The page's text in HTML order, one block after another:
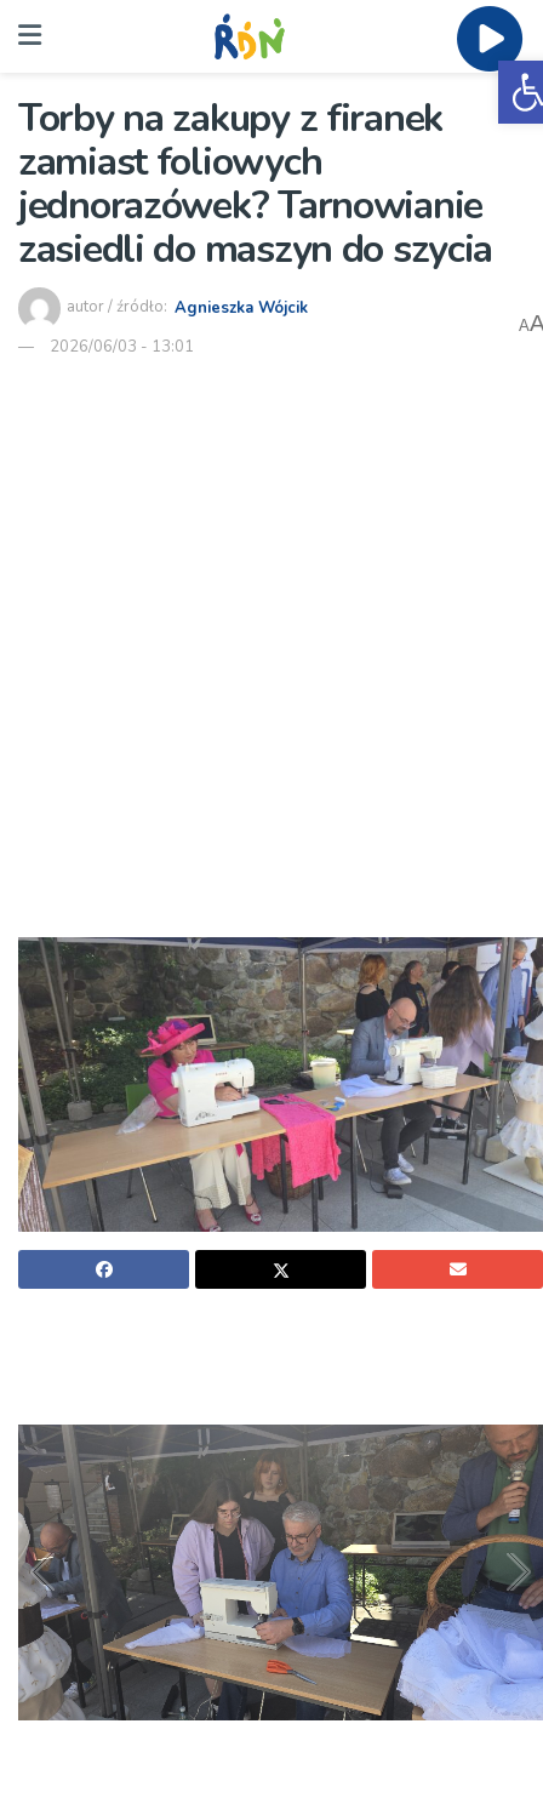
Torby na zakupy z firanek
zamiast foliowych
jednorazówek? Tarnowianie
zasiedli do maszyn do szycia
autor / źródło: Agnieszka Wójcik
2026/06/03 - 13:01
A